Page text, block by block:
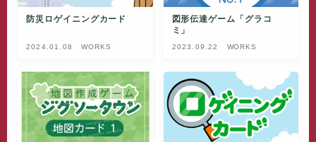
防災ロゲイニングカード
2024.01.08 WORKS
図形伝達ゲーム「グラコ
ミ」
2023.09.22 WORKS